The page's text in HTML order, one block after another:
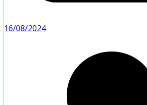
16/08/2024